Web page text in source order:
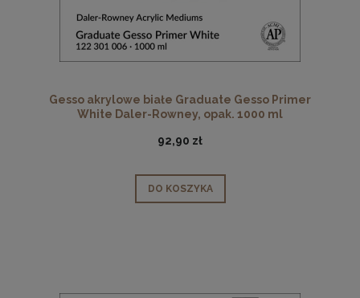
Gesso akrylowe białe Graduate Gesso Primer
White Daler-Rowney, opak. 1000 ml
92,90 zł
DO KOSZYKA